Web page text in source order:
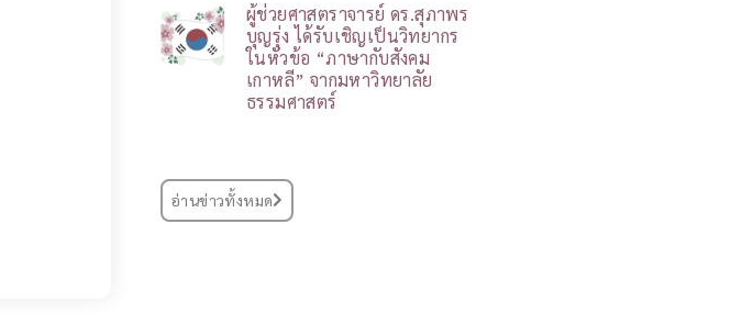
ผู้ช่วยศาสตราจารย์ ดร.สุภาพร
บุญรุ่ง ได้รับเชิญเป็นวิทยากร
ในหัวข้อ “ภาษากับสังคม
เกาหลี” จากมหาวิทยาลัย
ธรรมศาสตร์
อ่านข่าวทั้งหมด